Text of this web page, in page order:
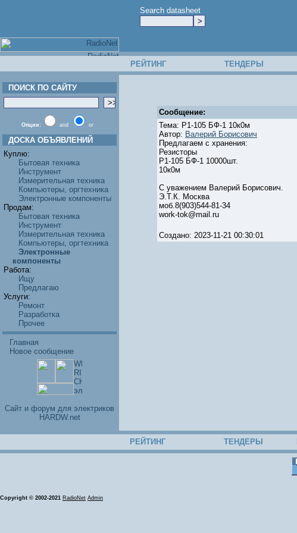
Search datasheet
РЕЙТИНГ ТЕНДЕРЫ
ПОИСК ПО САЙТУ
Опции: and or
ДОСКА ОБЪЯВЛЕНИЙ
Куплю:
Бытовая техника
Инструмент
Измерительная техника
Компьютеры, оргтехника
Электронные компоненты
Продам:
Бытовая техника
Инструмент
Измерительная техника
Компьютеры, оргтехника
Электронные
компоненты
Работа:
Ищу
Предлагаю
Услуги:
Ремонт
Разработка
Прочее
Главная
Новое сообщение
Cайт и форум для электриков
HARDW.net
Сообщение:
Тема: Р1-105 БФ-1 10к0м
Автор: Валерий Борисович
Предлагаем с хранения:
Резисторы
Р1-105 БФ-1 10000шт.
10к0м
С уважением Валерий Борисович.
Э.Т.К. Москва
моб.8(903)544-81-34
work-tok@mail.ru
Создано: 2023-11-21 00:30:01
РЕЙТИНГ ТЕНДЕРЫ
Copyright © 2002-2021 RadioNet Admin